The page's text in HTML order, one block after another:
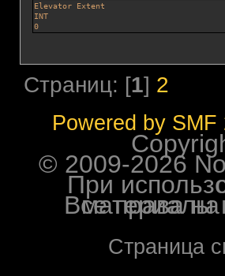
Elevator Extent
INT
0
Страниц: [1] 2
Powered by SMF
Все права на
Страница